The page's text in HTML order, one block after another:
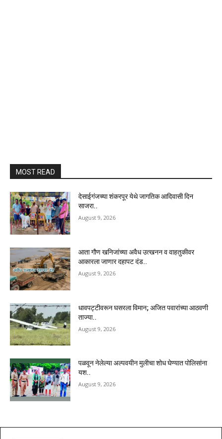
MOST READ
देसाईगंजच्या शंकरपूर येथे जागतिक आदिवासी दिन
साजरा..
August 9, 2026
आता गौण खनिजांच्या अवैध उत्खनन व वाहतुकीवर
आकारला जाणार दहापट दंड..
August 9, 2026
धावपट्टीवरून घसरला विमान; अजित पवारांच्या आठवणी
ताज्या..
August 9, 2026
पळवून नेलेल्या अल्पवयीन मुलीचा शोध घेण्यात पोलिसांना
यश..
August 9, 2026